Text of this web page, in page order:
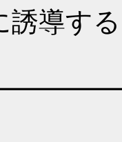
誘導す